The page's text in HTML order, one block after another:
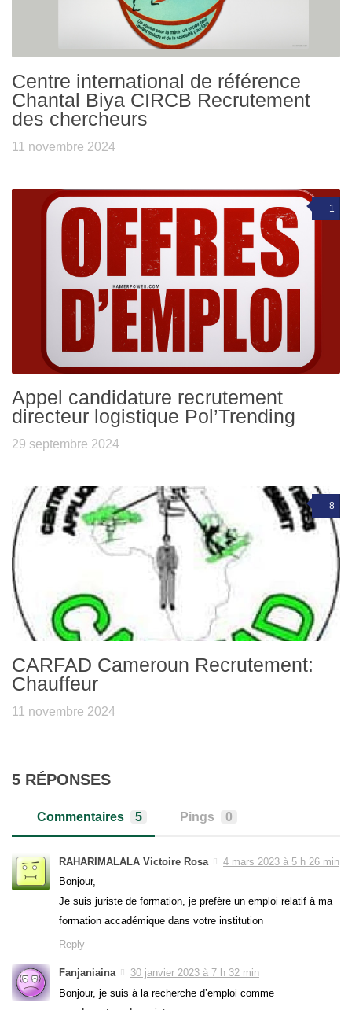
Centre international de référence
Chantal Biya CIRCB Recrutement
des chercheurs
11 novembre 2024
1
Appel candidature recrutement
directeur logistique Pol’Trending
29 septembre 2024
8
CARFAD Cameroun Recrutement:
Chauffeur
11 novembre 2024
5 RÉPONSES
Commentaires 5 Pings 0
RAHARIMALALA Victoire Rosa
4 mars 2023 à 5 h 26 min
Bonjour,
Je suis juriste de formation, je prefère un emploi relatif à ma
formation accadémique dans votre institution
Reply
Fanjaniaina
30 janvier 2023 à 7 h 32 min
Bonjour, je suis à la recherche d’emploi comme